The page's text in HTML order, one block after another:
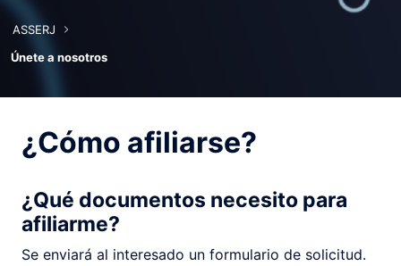
ASSERJ
Únete a nosotros
¿Cómo afiliarse?
¿Qué documentos necesito para
afiliarme?
Se enviará al interesado un formulario de solicitud.